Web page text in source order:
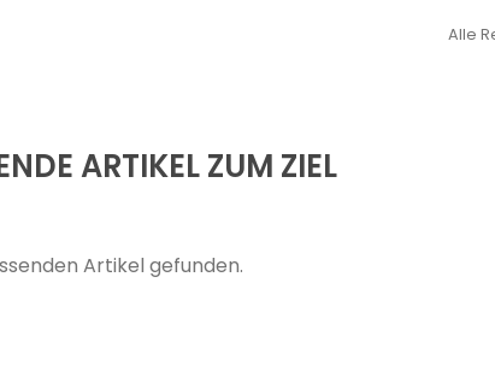
Alle
ARTIKEL ZUM ZIEL
Artikel gefunden.